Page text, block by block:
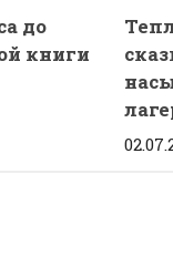
до
книги